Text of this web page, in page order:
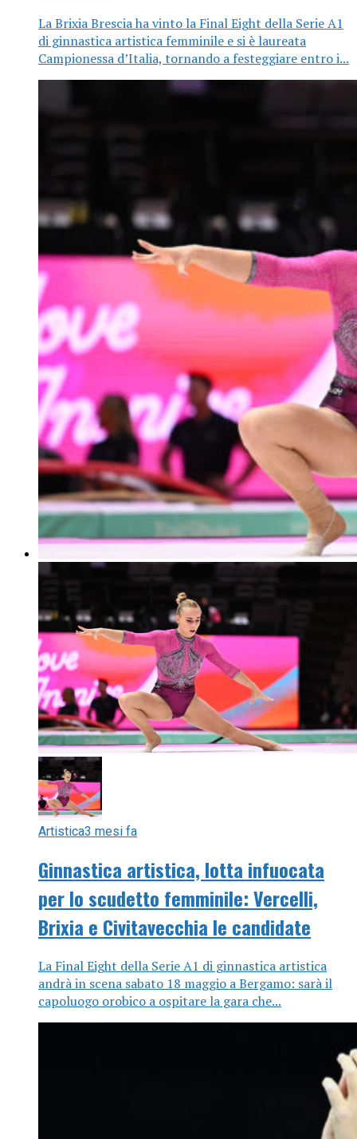
La Brixia Brescia ha vinto la Final Eight della Serie A1
di ginnastica artistica femminile e si è laureata
Campionessa d’Italia, tornando a festeggiare entro i...
Artistica3 mesi fa
Ginnastica artistica, lotta infuocata
per lo scudetto femminile: Vercelli,
Brixia e Civitavecchia le candidate
La Final Eight della Serie A1 di ginnastica artistica
andrà in scena sabato 18 maggio a Bergamo: sarà il
capoluogo orobico a ospitare la gara che...